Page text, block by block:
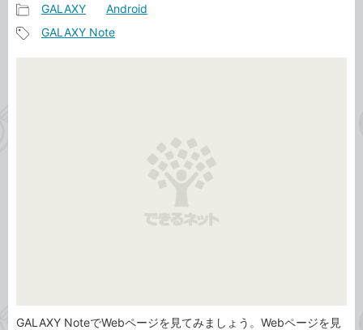
事
カ
GALAXY Android
GALAXY Note
GALAXY NoteでWebページを見てみましょう。Webページを見